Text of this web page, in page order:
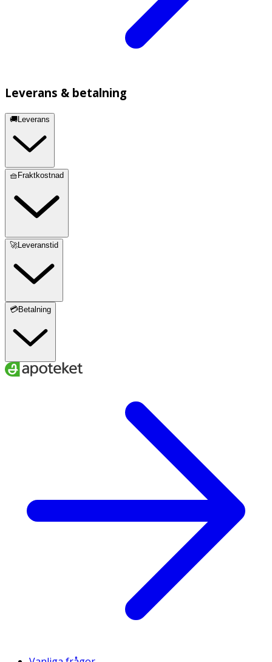
Leverans & betalning
🚚Leverans
🧺Fraktkostnad
🚀Leveranstid
💳Betalning